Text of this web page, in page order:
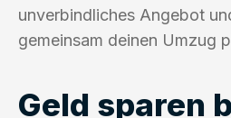
unverbindliches Angebot
gemeinsam deinen Umzug
Geld sparen